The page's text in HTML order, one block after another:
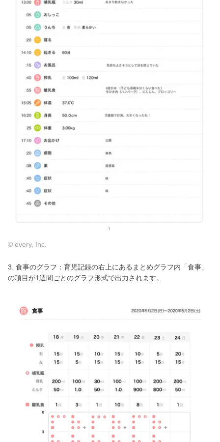
© every, Inc.
3. 食事のグラフ：育児記録の右上にあるまとめグラフ内「食事」
の項目が1週間ごとのグラフ形式で出力されます。